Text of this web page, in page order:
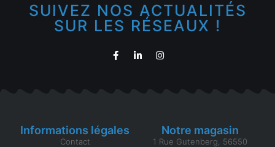
SUIVEZ NOS ACTUALITÉS
SUR LES RÉSEAUX !
Informations légales
Contact
Notre magasin
1 Rue Gutenberg, 56550